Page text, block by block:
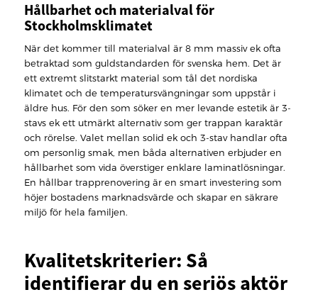
Hållbarhet och materialval för
Stockholmsklimatet
När det kommer till materialval är 8 mm massiv ek ofta
betraktad som guldstandarden för svenska hem. Det är
ett extremt slitstarkt material som tål det nordiska
klimatet och de temperatursvängningar som uppstår i
äldre hus. För den som söker en mer levande estetik är 3-
stavs ek ett utmärkt alternativ som ger trappan karaktär
och rörelse. Valet mellan solid ek och 3-stav handlar ofta
om personlig smak, men båda alternativen erbjuder en
hållbarhet som vida överstiger enklare laminatlösningar.
En hållbar trapprenovering är en smart investering som
höjer bostadens marknadsvärde och skapar en säkrare
miljö för hela familjen.
Kvalitetskriterier: Så
identifierar du en seriös aktör